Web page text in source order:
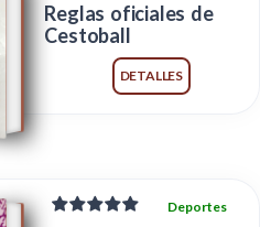
Reglas oficiales de
Cestoball
DETALLES
Deportes